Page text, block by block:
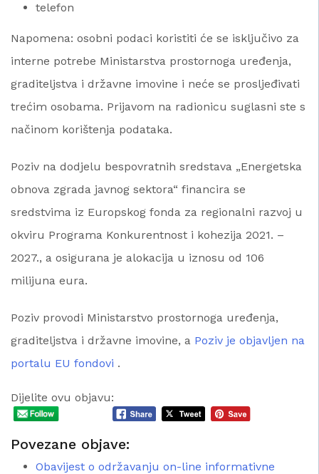
telefon
Napomena: osobni podaci koristiti će se isključivo za
interne potrebe Ministarstva prostornoga uređenja,
graditeljstva i državne imovine i neće se prosljeđivati
trećim osobama. Prijavom na radionicu suglasni ste s
načinom korištenja podataka.
Poziv na dodjelu bespovratnih sredstava „Energetska
obnova zgrada javnog sektora“ financira se
sredstvima iz Europskog fonda za regionalni razvoj u
okviru Programa Konkurentnost i kohezija 2021. –
2027., a osigurana je alokacija u iznosu od 106
milijuna eura.
Poziv provodi Ministarstvo prostornoga uređenja,
graditeljstva i državne imovine, a Poziv je objavljen na
portalu EU fondovi .
Dijelite ovu objavu:
Povezane objave:
Obavijest o održavanju on-line informativne